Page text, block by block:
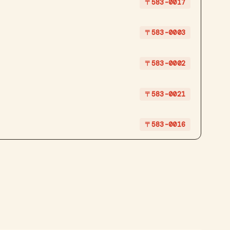
〒583-0017
〒583-0003
〒583-0002
〒583-0021
〒583-0016